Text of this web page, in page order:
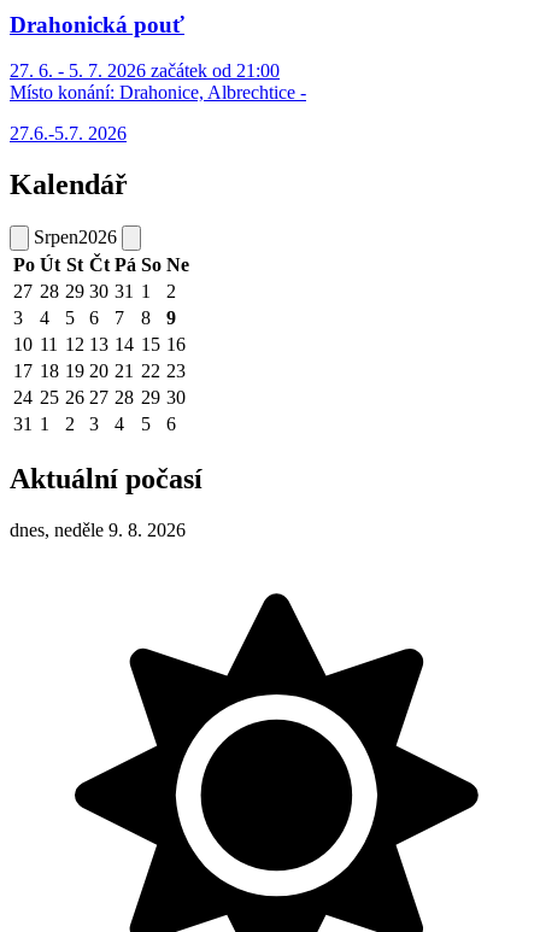
Drahonická pouť
27. 6. - 5. 7. 2026 začátek od 21:00
Místo konání: Drahonice, Albrechtice -
27.6.-5.7. 2026
Kalendář
Srpen2026
Po Út St Čt Pá So Ne
27 28 29 30 31 1
2
3
4 5 6 7 8
9
10 11 12 13 14 15 16
17 18 19 20 21 22 23
24 25 26 27 28 29 30
31 1 2 3 4 5 6
Aktuální počasí
dnes, neděle 9. 8. 2026